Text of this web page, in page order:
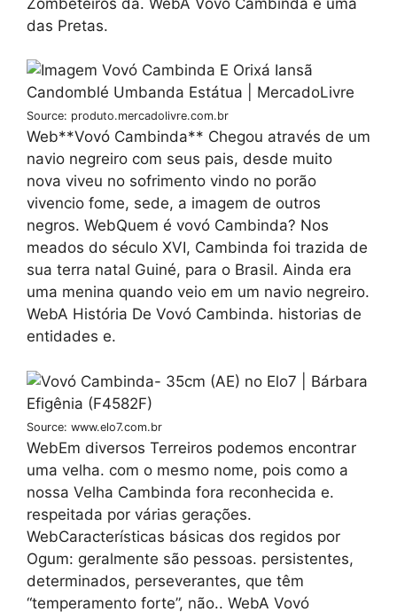
das Pretas.
Source: produto.mercadolivre.com.br
Web**Vovó Cambinda** Chegou através de um
navio negreiro com seus pais, desde muito
nova viveu no sofrimento vindo no porão
vivencio fome, sede, a imagem de outros
negros. WebQuem é vovó Cambinda? Nos
meados do século XVI, Cambinda foi trazida de
sua terra natal Guiné, para o Brasil. Ainda era
uma menina quando veio em um navio negreiro.
WebA História De Vovó Cambinda. historias de
entidades e.
Source: www.elo7.com.br
WebEm diversos Terreiros podemos encontrar
uma velha. com o mesmo nome, pois como a
nossa Velha Cambinda fora reconhecida e.
respeitada por várias gerações.
WebCaracterísticas básicas dos regidos por
Ogum: geralmente são pessoas. persistentes,
determinados, perseverantes, que têm
“temperamento forte”, não.. WebA Vovó